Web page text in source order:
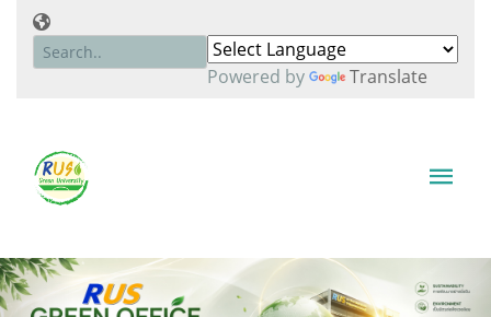
Powered by Translate